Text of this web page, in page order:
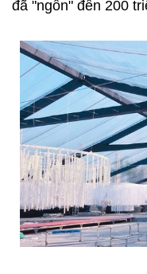
đã "ngốn" đến 200